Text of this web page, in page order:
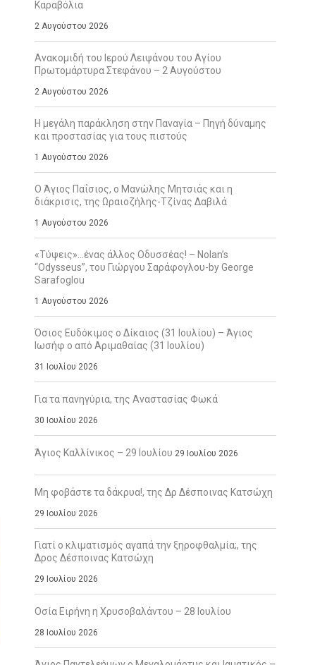
Καραβόλια
2 Αυγούστου 2026
Ανακομιδή του Ιερού Λειψάνου του Αγίου
Πρωτομάρτυρα Στεφάνου – 2 Αυγούστου
2 Αυγούστου 2026
Η μεγάλη παράκληση στην Παναγία – Πηγή δύναμης
και προστασίας για τους πιστούς
1 Αυγούστου 2026
Ο Άγιος Παΐσιος, ο Μανώλης Μητσιάς και η
διάκρισις, της Ωραιοζήλης-Τζίνας Δαβιλά
1 Αυγούστου 2026
«Τύψεις»…ένας άλλος Οδυσσέας! – Nolan’s
“Odysseus”, του Γιώργου Σαράφογλου-by George
Sarafoglou
1 Αυγούστου 2026
Όσιος Ευδόκιμος ο Δίκαιος (31 Ιουλίου) – Άγιος
Ιωσήφ ο από Αριμαθαίας (31 Ιουλίου)
31 Ιουλίου 2026
Για τα πανηγύρια, της Αναστασίας Φωκά
30 Ιουλίου 2026
Άγιος Καλλίνικος – 29 Ιουλίου 29 Ιουλίου 2026
Μη φοβάστε τα δάκρυα!, της Δρ Δέσποινας Κατσώχη
29 Ιουλίου 2026
Γιατί ο κλιματισμός αγαπά την ξηροφθαλμία;, της
Δρος Δέσποινας Κατσώχη
29 Ιουλίου 2026
Οσία Ειρήνη η Χρυσοβαλάντου – 28 Ιουλίου
28 Ιουλίου 2026